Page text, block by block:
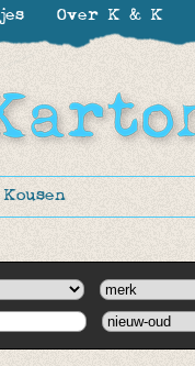
Kousen
Over K & K